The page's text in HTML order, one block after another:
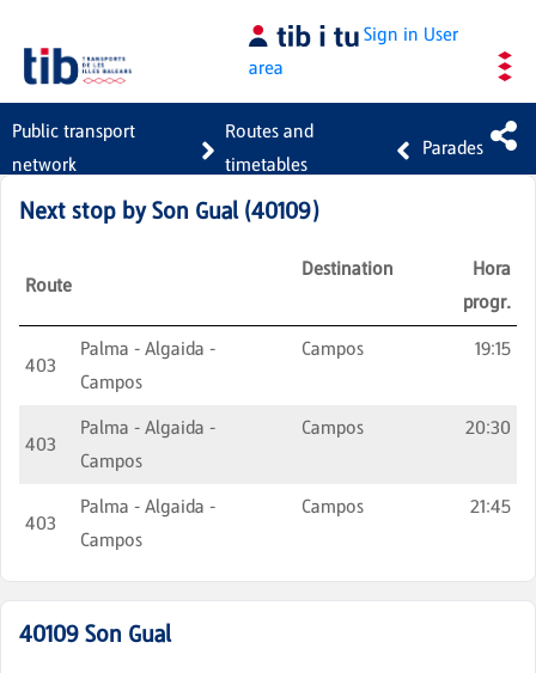
Sign in User
area
Public transport
network
Routes and
timetables
Parades
Next stop bySon Gual(40109)
Route
Destination
Hora
progr.
403
Palma - Algaida -
Campos
Campos 19:15
403
Palma - Algaida -
Campos
Campos 20:30
403
Palma - Algaida -
Campos
Campos 21:45
40109 Son Gual